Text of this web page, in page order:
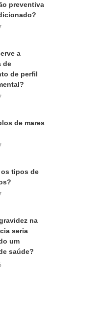
preventiva
a
de
de perfil
de mares
tipos de
na
seria
um
saúde?